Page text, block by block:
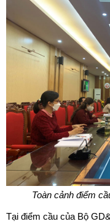
Toàn cảnh điểm
Tại điểm cầu của Bộ